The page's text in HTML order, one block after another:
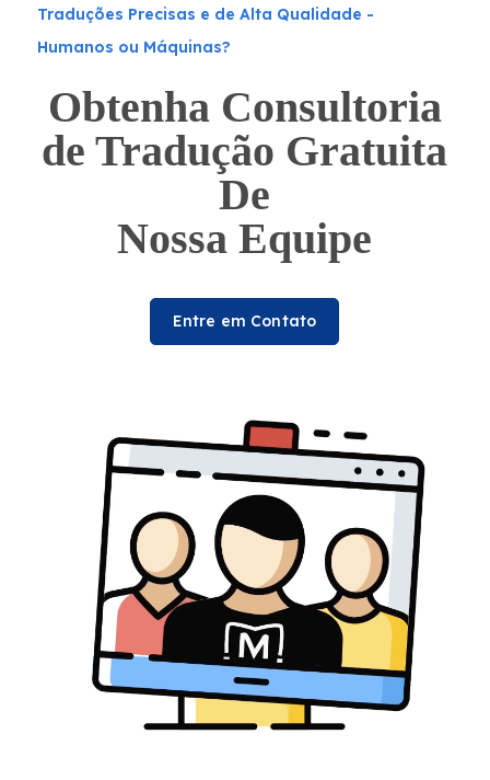
Traduções Precisas e de Alta Qualidade -
Humanos ou Máquinas?
Obtenha Consultoria
de Tradução Gratuita
De
Nossa Equipe
Entre em Contato